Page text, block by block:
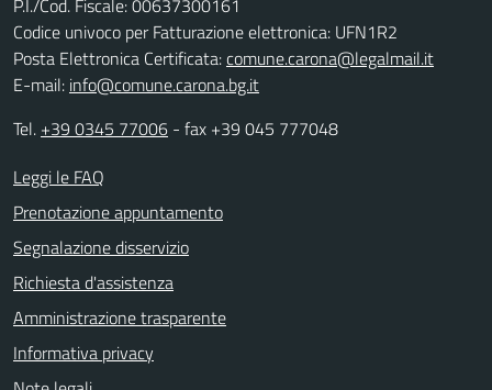
P.I./Cod. Fiscale: 00637300161
Codice univoco per Fatturazione elettronica: UFN1R2
Posta Elettronica Certificata:comune.carona@legalmail.it
E-mail: info@comune.carona.bg.it
Tel. +39 0345 77006 - fax +39 045 777048
Leggi le FAQ
Prenotazione appuntamento
Segnalazione disservizio
Richiesta d'assistenza
Amministrazione trasparente
Informativa privacy